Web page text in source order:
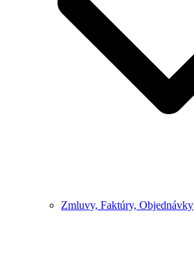
Zmluvy, Faktúry, Objednávky